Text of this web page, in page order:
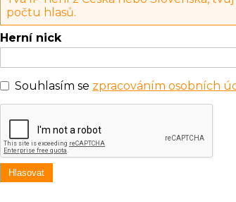
počtu hlasů.
Herní nick
Souhlasím se zpracováním osobních
Hlasovat